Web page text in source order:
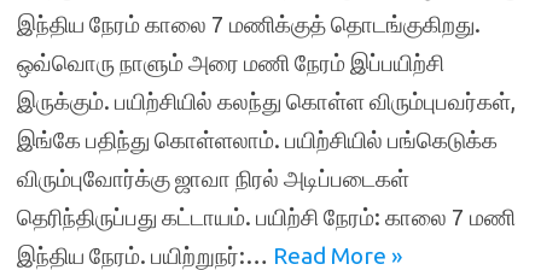
இந்திய நேரம் காலை 7 மணிக்குத் தொடங்குகிறது.
ஒவ்வொரு நாளும் அரை மணி நேரம் இப்பயிற்சி
இருக்கும். பயிற்சியில் கலந்து கொள்ள விரும்புபவர்கள்,
இங்கே பதிந்து கொள்ளலாம். பயிற்சியில் பங்கெடுக்க
விரும்புவோர்க்கு ஜாவா நிரல் அடிப்படைகள்
தெரிந்திருப்பது கட்டாயம். பயிற்சி நேரம்: காலை 7 மணி
இந்திய நேரம். பயிற்றுநர்:… Read More »